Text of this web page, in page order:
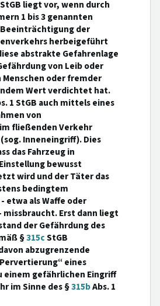
StGB liegt vor, wenn durch
1 bis 3 genannten
der
herbeigeführt
abstrakte Gefahrenlage
von Leib oder
Menschen oder fremder
Wert verdichtet hat.
1 StGB auch mittels eines
von
fließenden Verkehr
Inneneingriff). Dies
das Fahrzeug in
bewusst
wird und der Täter das
bedingtem
etwa als Waffe oder
missbraucht. Erst dann liegt
der Gefährdung des
§315cStGB
abzugrenzende
eines
einem gefährlichen Eingriff
im Sinne des §315bAbs. 1